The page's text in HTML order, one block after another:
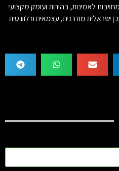
לאמינות, בהירות ועומק מקצועי
מודרנית, עצמאית ורלוונטית